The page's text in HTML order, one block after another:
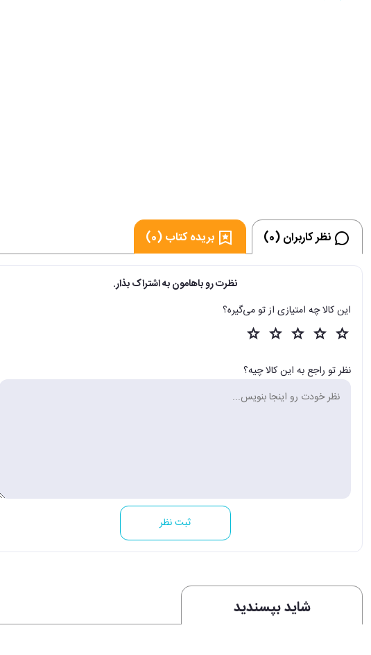
نظر کاربران (0) بریده کتاب (0)
نظرت رو باهامون به اشتراک بذار.
این کالا چه امتیازی از تو می‌گیره؟
نظر تو راجع به این کالا چیه؟
ثبت نظر
شاید بپسندید